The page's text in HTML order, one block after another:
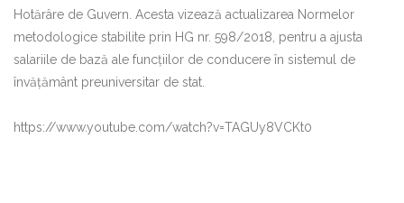
Hotărâre de Guvern. Acesta vizează actualizarea Normelor
metodologice stabilite prin HG nr. 598/2018, pentru a ajusta
salariile de bază ale funcțiilor de conducere în sistemul de
învățământ preuniversitar de stat.
https://www.youtube.com/watch?v=TAGUy8VCKt0